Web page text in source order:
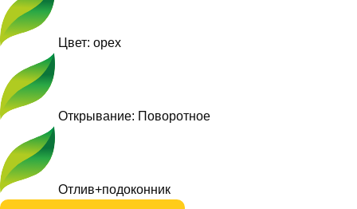
Цвет: орех
Открывание: Поворотное
Отлив+подоконник